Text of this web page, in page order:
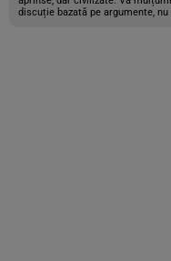
discuție bazată pe argumente, nu